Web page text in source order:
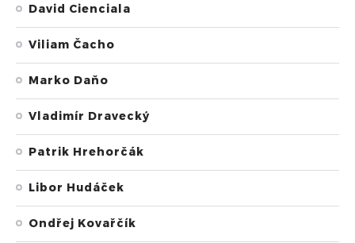
David Cienciala
Viliam Čacho
Marko Daňo
Vladimír Dravecký
Patrik Hrehorčák
Libor Hudáček
Ondřej Kovařčík